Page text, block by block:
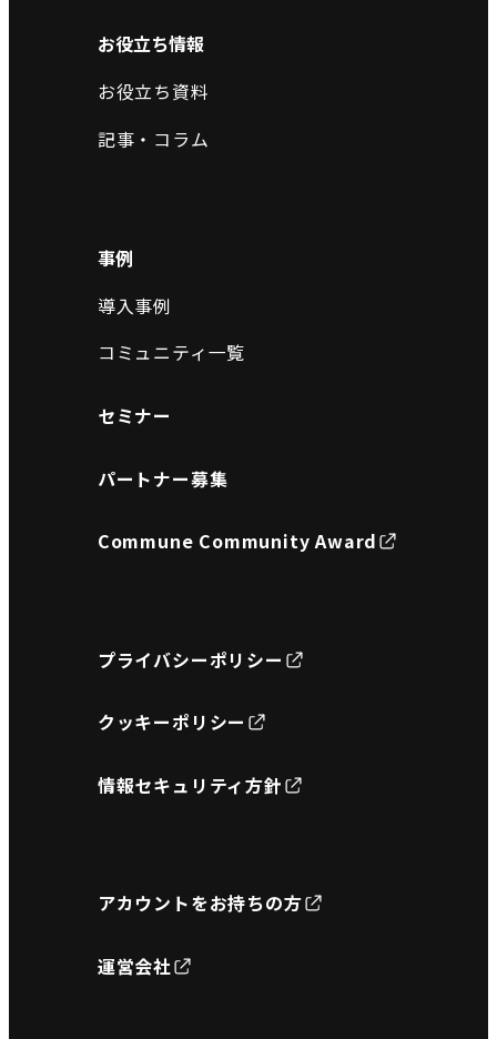
お役立ち情報
お役立ち資料
記事・コラム
事例
導入事例
コミュニティ一覧
セミナー
パートナー募集
Commune Community Award
プライバシーポリシー
クッキーポリシー
情報セキュリティ方針
アカウントをお持ちの方
運営会社